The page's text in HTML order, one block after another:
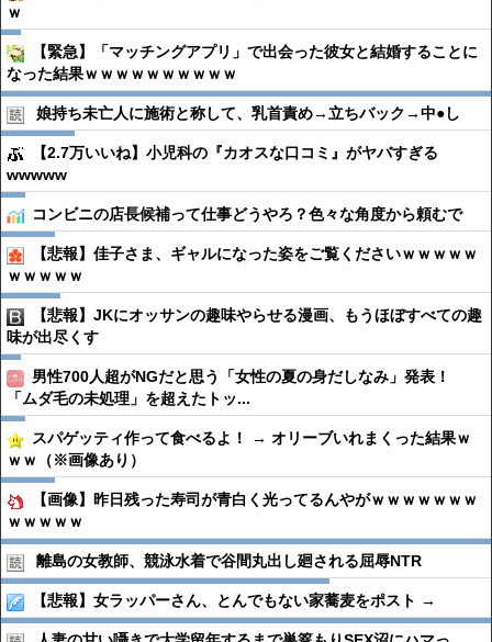
ｗ
【緊急】「マッチングアプリ」で出会った彼女と結婚することに
なった結果ｗｗｗｗｗｗｗｗｗｗ
娘持ち未亡人に施術と称して、乳首責め→立ちバック→中●︎し
【2.7万いいね】小児科の『カオスな口コミ』がヤバすぎる
wwwww
コンビニの店長候補って仕事どうやろ？色々な角度から頼むで
【悲報】佳子さま、ギャルになった姿をご覧くださいｗｗｗｗｗ
ｗｗｗｗｗ
【悲報】JKにオッサンの趣味やらせる漫画、もうほぼすべての趣
味が出尽くす
男性700人超がNGだと思う「女性の夏の身だしなみ」発表！
「ムダ毛の未処理」を超えたトッ...
スパゲッティ作って食べるよ！ → オリーブいれまくった結果ｗ
ｗｗ（※画像あり）
【画像】昨日残った寿司が青白く光ってるんやがｗｗｗｗｗｗｗ
ｗｗｗｗｗ
離島の女教師、競泳水着で谷間丸出し廻される屈辱NTR
【悲報】女ラッパーさん、とんでもない家蕎麦をポスト →